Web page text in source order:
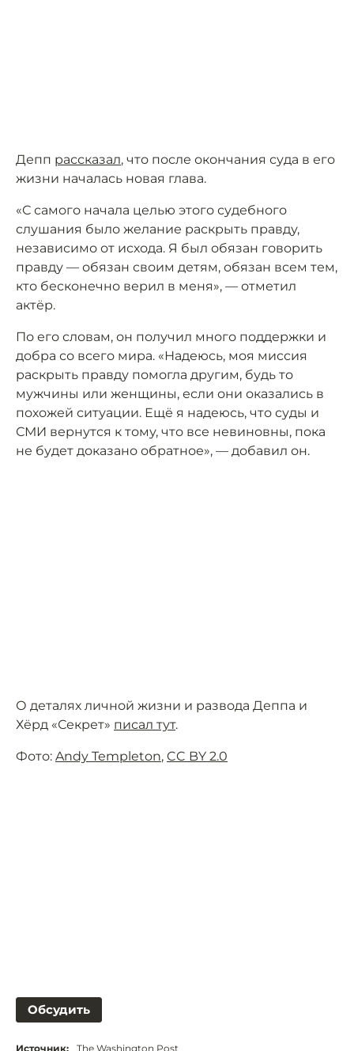
Депп рассказал, что после окончания суда в его
жизни началась новая глава.
«С самого начала целью этого судебного
слушания было желание раскрыть правду,
независимо от исхода. Я был обязан говорить
правду — обязан своим детям, обязан всем тем,
кто бесконечно верил в меня», — отметил
актёр.
По его словам, он получил много поддержки и
добра со всего мира. «Надеюсь, моя миссия
раскрыть правду помогла другим, будь то
мужчины или женщины, если они оказались в
похожей ситуации. Ещё я надеюсь, что суды и
СМИ вернутся к тому, что все невиновны, пока
не будет доказано обратное», — добавил он.
О деталях личной жизни и развода Деппа и
Хёрд «Секрет» писал тут.
Фото: Andy Templeton, CC BY 2.0
Обсудить
Источник: The Washington Post